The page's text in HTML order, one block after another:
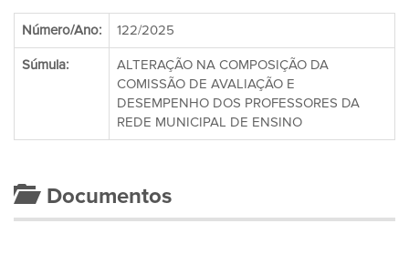
Número/Ano: 122/2025
Súmula:
ALTERAÇÃO NA COMPOSIÇÃO DA
COMISSÃO DE AVALIAÇÃO E
DESEMPENHO DOS PROFESSORES DA
REDE MUNICIPAL DE ENSINO
Documentos